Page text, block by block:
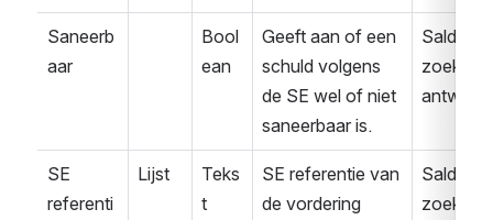
Saneerb
aar
Bool
ean
Geeft aan of een
schuld volgens
de SE wel of niet
saneerbaar is.
Saldover
zoek
SE
referenti
Lijst
Teks
t
SE referentie van
de vordering
Saldover
zoek